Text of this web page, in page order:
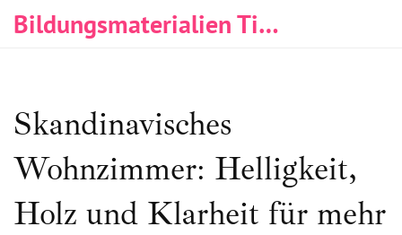
Bildungsmaterialien Tischlerei & Immobilien
Skandinavisches
Wohnzimmer: Helligkeit,
Holz und Klarheit für mehr